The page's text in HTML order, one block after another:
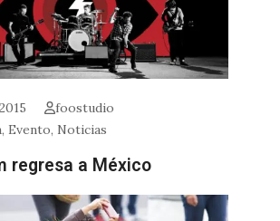
foostudio
,Evento, Noticias
regresa a México